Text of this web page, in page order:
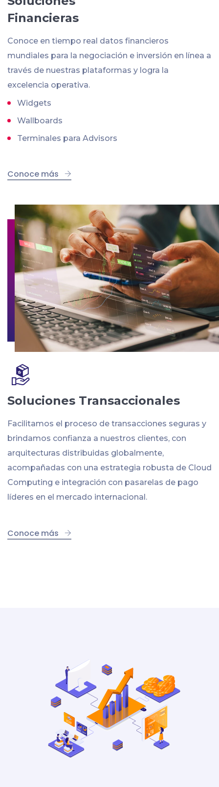
Financieras
Conoce en tiempo real datos financieros
mundiales para la negociación e inversión en línea a
través de nuestras plataformas y logra la
excelencia operativa.
Widgets
Wallboards
Terminales para Advisors
Conoce más
Soluciones Transaccionales
Facilitamos el proceso de transacciones seguras y
brindamos confianza a nuestros clientes, con
arquitecturas distribuidas globalmente,
acompañadas con una estrategia robusta de Cloud
Computing e integración con pasarelas de pago
líderes en el mercado internacional.
Conoce más